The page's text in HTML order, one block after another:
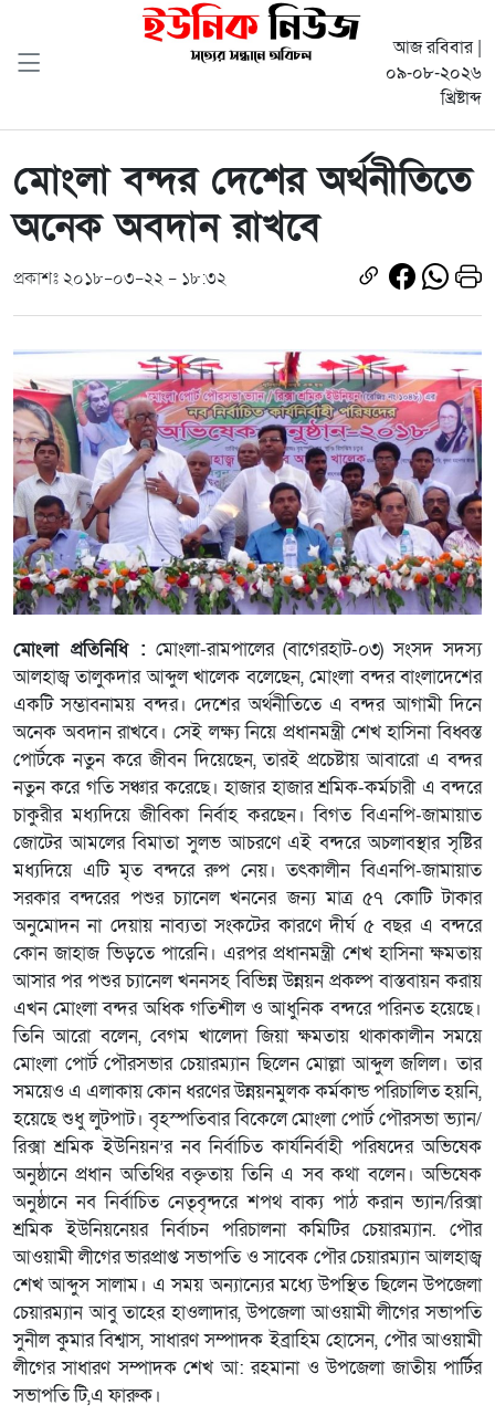
আজ রবিবার |
০৯-০৮-২০২৬
খ্রিষ্টাব্দ
মোংলা বন্দর দেশের অর্থনীতিতে
অনেক অবদান রাখবে
প্রকাশঃ ২০১৮-০৩-২২ - ১৮:৩২
মোংলা প্রতিনিধি : মোংলা-রামপালের (বাগেরহাট-০৩) সংসদ সদস্য
আলহাজ্ব তালুকদার আব্দুল খালেক বলেছেন, মোংলা বন্দর বাংলাদেশের
একটি সম্ভাবনাময় বন্দর। দেশের অর্থনীতিতে এ বন্দর আগামী দিনে
অনেক অবদান রাখবে। সেই লক্ষ্য নিয়ে প্রধানমন্ত্রী শেখ হাসিনা বিধ্বস্ত
পোর্টকে নতুন করে জীবন দিয়েছেন, তারই প্রচেষ্টায় আবারো এ বন্দর
নতুন করে গতি সঞ্চার করেছে। হাজার হাজার শ্রমিক-কর্মচারী এ বন্দরে
চাকুরীর মধ্যদিয়ে জীবিকা নির্বাহ করছেন। বিগত বিএনপি-জামায়াত
জোটের আমলের বিমাতা সুলভ আচরণে এই বন্দরে অচলাবস্থার সৃষ্টির
মধ্যদিয়ে এটি মৃত বন্দরে রুপ নেয়। তৎকালীন বিএনপি-জামায়াত
সরকার বন্দরের পশুর চ্যানেল খননের জন্য মাত্র ৫৭ কোটি টাকার
অনুমোদন না দেয়ায় নাব্যতা সংকটের কারণে দীর্ঘ ৫ বছর এ বন্দরে
কোন জাহাজ ভিড়তে পারেনি। এরপর প্রধানমন্ত্রী শেখ হাসিনা ক্ষমতায়
আসার পর পশুর চ্যানেল খননসহ বিভিন্ন উন্নয়ন প্রকল্প বাস্তবায়ন করায়
এখন মোংলা বন্দর অধিক গতিশীল ও আধুনিক বন্দরে পরিনত হয়েছে।
তিনি আরো বলেন, বেগম খালেদা জিয়া ক্ষমতায় থাকাকালীন সময়ে
মোংলা পোর্ট পৌরসভার চেয়ারম্যান ছিলেন মোল্লা আব্দুল জলিল। তার
সময়েও এ এলাকায় কোন ধরণের উন্নয়নমুলক কর্মকান্ড পরিচালিত হয়নি,
হয়েছে শুধু লুটপাট। বৃহস্পতিবার বিকেলে মোংলা পোর্ট পৌরসভা ভ্যান/
রিক্সা শ্রমিক ইউনিয়ন’র নব নির্বাচিত কার্যনির্বাহী পরিষদের অভিষেক
অনুষ্ঠানে প্রধান অতিথির বক্তৃতায় তিনি এ সব কথা বলেন। অভিষেক
অনুষ্ঠানে নব নির্বাচিত নেতৃবৃন্দরে শপথ বাক্য পাঠ করান ভ্যান/রিক্সা
শ্রমিক ইউনিয়নেয়র নির্বাচন পরিচালনা কমিটির চেয়ারম্যান. পৌর
আওয়ামী লীগের ভারপ্রাপ্ত সভাপতি ও সাবেক পৌর চেয়ারম্যান আলহাজ্ব
শেখ আব্দুস সালাম। এ সময় অন্যান্যের মধ্যে উপস্থিত ছিলেন উপজেলা
চেয়ারম্যান আবু তাহের হাওলাদার, উপজেলা আওয়ামী লীগের সভাপতি
সুনীল কুমার বিশ্বাস, সাধারণ সম্পাদক ইব্রাহিম হোসেন, পৌর আওয়ামী
লীগের সাধারণ সম্পাদক শেখ আ: রহমানা ও উপজেলা জাতীয় পার্টির
সভাপতি টি,এ ফারুক।